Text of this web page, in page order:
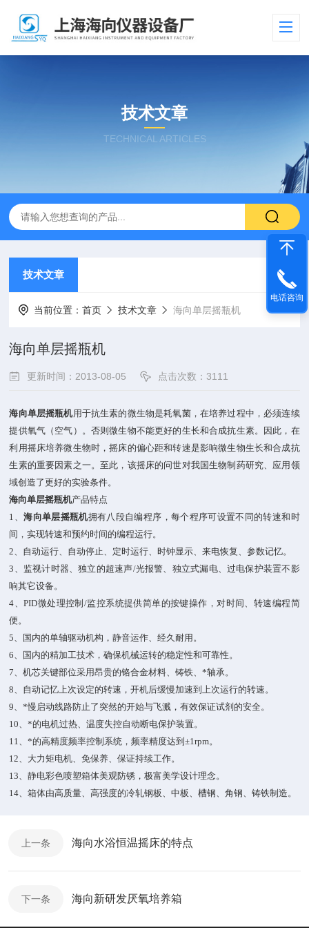
技术文章
TECHNICAL ARTICLES
技术文章
当前位置：首页 技术文章 海向单层摇瓶机
海向单层摇瓶机
更新时间：2013-08-05 点击次数：3111
海向单层摇瓶机用于抗生素的微生物是耗氧菌，在培养过程中，必须连续
提供氧气（空气）。否则微生物不能更好的生长和合成抗生素。因此，在
利用摇床培养微生物时，摇床的偏心距和转速是影响微生物生长和合成抗
生素的重要因素之一。至此，该摇床的问世对我国生物制药研究、应用领
域创造了更好的实验条件。
海向单层摇瓶机产品特点
1、海向单层摇瓶机拥有八段自编程序，每个程序可设置不同的转速和时
间，实现转速和预约时间的编程运行。
2、自动运行、自动停止、定时运行、时钟显示、来电恢复、参数记忆。
3、监视计时器、独立的超速声/光报警、独立式漏电、过电保护装置不影
响其它设备。
4、PID微处理控制 /监控系统提供简单的按键操作，对时间、转速编程简
便。
5、
国内的单轴驱动机构，静音运作、经久耐用。
6、
国内的精加工技术，确保机械运转的稳定性和可靠性。
7、机芯关键部位采用昂贵的铬合金材料、铸铁、*轴承。
8、 自动记忆上次设定的转速，开机后缓慢加速到上次运行的转速。
9、*慢启动线路防止了突然的开始与飞溅，有效保证试剂的安全。
10、*的电机过热、温度失控自动断电保护装置。
11、*的高精度频率控制系统，频率精度达到±1rpm。
12、 大力矩电机、免保养、保证持续工作。
13、静电彩色喷塑箱体美观防锈，极富美学设计理念。
14、箱体由高质量、高强度的冷轧钢板、中板、槽钢、角钢、铸铁制造。
上一条 海向水浴恒温摇床的特点
下一条 海向新研发厌氧培养箱
电话咨询